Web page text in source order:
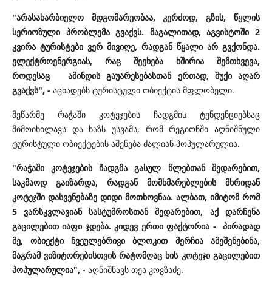
"არასახარბიელო მდგომარეობაა, კერძოდ, გზის, წყლის
სერიოზული პრობლემა გვაქვს. მაგალითად, აგვისტოში 2
კვირა ტურისტები ვერ მივიღე, რადგან წყალი არ გვქონდა.
ელექტროენერგიას, რაც შეეხება ხშირია შემთხვევა,
როდესაც ამინდის გაუარესებასთან ერთად, შუქი აღარ
გვაქვს", - აცხადებს ტურისტული ობიექტის მფლობელი.
მეწარმე რაჭაში კოტეჯების ჩადგმის ტენდენციებსაც
მიმოიხილავს და ხაზს უსვამს, რომ რეგიონში აღნიშნული
ტურისტული ობიექტების აშენება ძალიან პოპულარულია.
"რაჭაში კოტეჯების ჩადგმა გასულ წლებთან შედარებით,
საკმაოდ გაიზარდა, რადგან მომხმარებლების მხრიდან
კოტეჯში დასვენებაზე დიდი მოთხოვნაა. ალბათ, იმიტომ რომ
5 ვარსკვლავიან სასტუმროსთან შედარებით, აქ დარჩენა
გაცილებით იაფი ჯდება. კიდევ ერთი ფაქტორია - პირადად
მე, ობიექტი ჩვეულებრივი ბლოკით მერჩია ამეშენებინა,
მაგრამ ვიზიტორებისთვის რატომღაც ხის კოტეჯი გაცილებით
პოპულარულია", - აღნიშნავს თეა კოვზაძე.